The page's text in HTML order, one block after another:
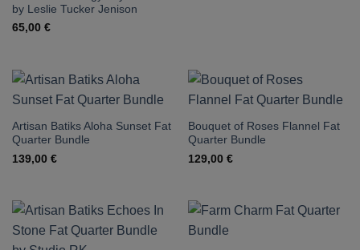
by Leslie Tucker Jenison
65,00 €
Artisan Batiks Aloha Sunset Fat
Quarter Bundle
139,00 €
Bouquet of Roses Flannel Fat
Quarter Bundle
129,00 €